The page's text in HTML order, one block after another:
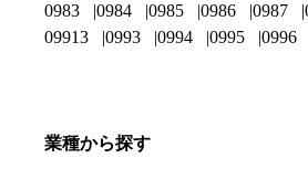
0983
0984 0985 0986 0987
09913
0993 0994 0995 0996
業種から探す